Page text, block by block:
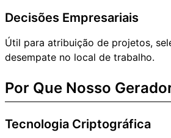
Decisões Empresariais
Útil para atribuição de projetos,
desempate no local de trabalho.
Por Que Nosso
Tecnologia Criptográfica